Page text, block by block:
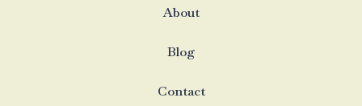
About
Blog
Contact